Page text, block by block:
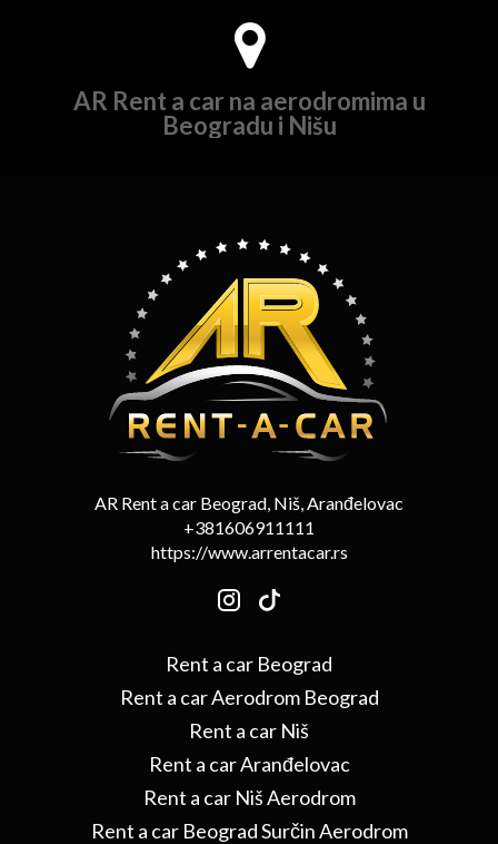
AR Rent a car na aerodromima u
Beogradu i Nišu
AR Rent a car Beograd, Niš, Aranđelovac
+381606911111
https://www.arrentacar.rs
Rent a car Beograd
Rent a car Aerodrom Beograd
Rent a car Niš
Rent a car Aranđelovac
Rent a car Niš Aerodrom
Rent a car Beograd Surčin Aerodrom